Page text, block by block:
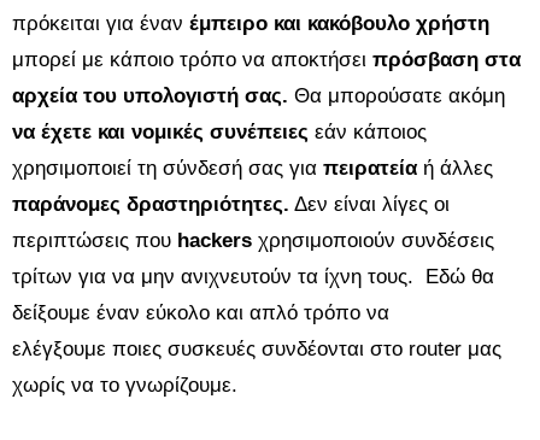
πρόκειται για έναν έμπειρο και κακόβουλο χρήστη
μπορεί με κάποιο τρόπο να αποκτήσει πρόσβαση στα
αρχεία του υπολογιστή σας. Θα μπορούσατε ακόμη
να έχετε και νομικές συνέπειες εάν κάποιος
χρησιμοποιεί τη σύνδεσή σας για πειρατεία ή άλλες
παράνομες δραστηριότητες. Δεν είναι λίγες οι
περιπτώσεις που hackers χρησιμοποιούν συνδέσεις
τρίτων για να μην ανιχνευτούν τα ίχνη τους. Εδώ θα
δείξουμε έναν εύκολο και απλό τρόπο να
ελέγξουμε ποιες συσκευές συνδέονται στο router μας
χωρίς να το γνωρίζουμε.